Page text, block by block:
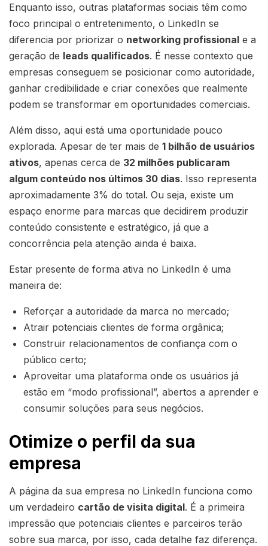
Enquanto isso, outras plataformas sociais têm como
foco principal o entretenimento, o LinkedIn se
diferencia por priorizar o networking profissional e a
geração de leads qualificados. É nesse contexto que
empresas conseguem se posicionar como autoridade,
ganhar credibilidade e criar conexões que realmente
podem se transformar em oportunidades comerciais.
Além disso, aqui está uma oportunidade pouco
explorada. Apesar de ter mais de 1 bilhão de usuários
ativos, apenas cerca de 32 milhões publicaram
algum conteúdo nos últimos 30 dias. Isso representa
aproximadamente 3% do total. Ou seja, existe um
espaço enorme para marcas que decidirem produzir
conteúdo consistente e estratégico, já que a
concorrência pela atenção ainda é baixa.
Estar presente de forma ativa no LinkedIn é uma
maneira de:
Reforçar a autoridade da marca no mercado;
Atrair potenciais clientes de forma orgânica;
Construir relacionamentos de confiança com o
público certo;
Aproveitar uma plataforma onde os usuários já
estão em “modo profissional”, abertos a aprender e
consumir soluções para seus negócios.
Otimize o perfil da sua
empresa
A página da sua empresa no LinkedIn funciona como
um verdadeiro cartão de visita digital. É a primeira
impressão que potenciais clientes e parceiros terão
sobre sua marca, por isso, cada detalhe faz diferença.